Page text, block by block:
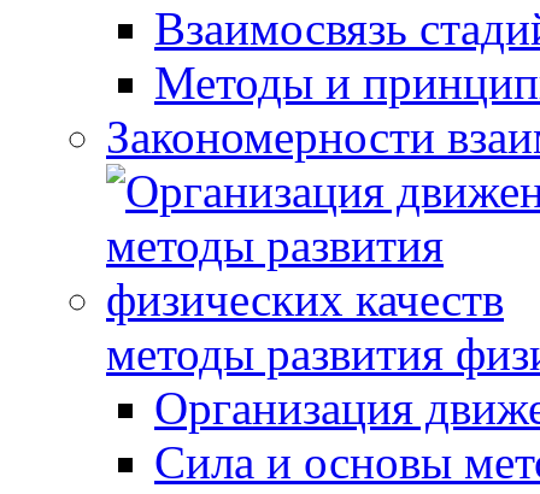
Взаимосвязь
Методы и
Закономерности
методы развития
Организация
Сила и основы